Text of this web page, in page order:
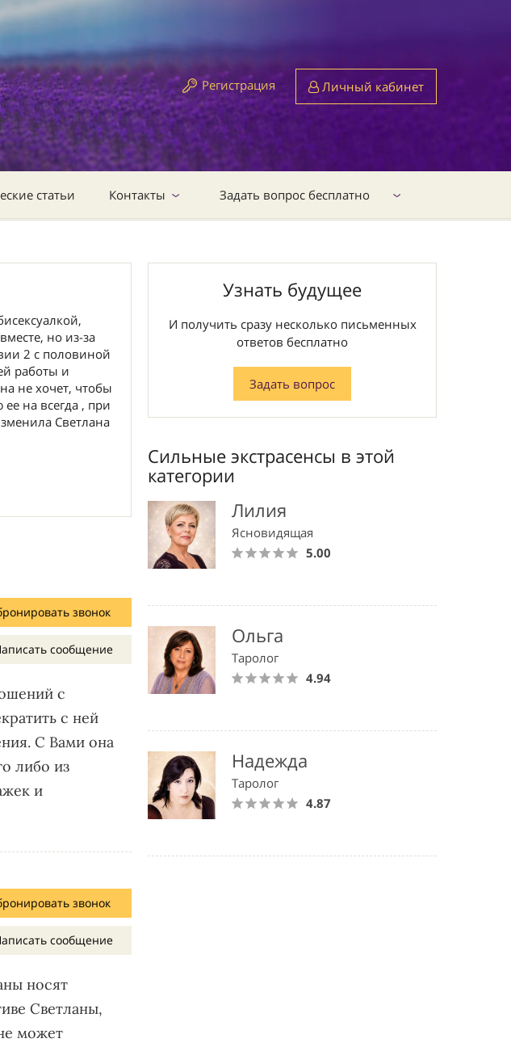
Регистрация Личный кабинет
статьи Контакты Задать вопрос бесплатно
но из-за
2 с половиной
работы и
не хочет, чтобы
на всегда , при
Светлана
звонок
сообщение
с
с ней
С Вами она
либо из
и
звонок
сообщение
носят
Светланы,
может
Узнать будущее
И получить сразу несколько письменных
ответов бесплатно
Задать вопрос
Сильные экстрасенсы в этой
категории
Лилия
Ясновидящая
5.00
Ольга
Таролог
4.94
Надежда
Таролог
4.87